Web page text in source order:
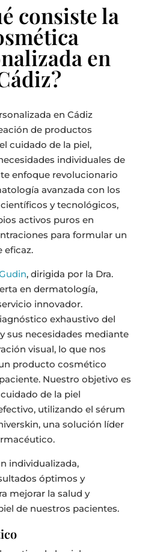
consiste la
en
en Cádiz
de productos
cuidado de la piel,
individuales de
enfoque revolucionario
avanzada con los
y tecnológicos,
activos puros en
para formular un
eficaz.
, dirigida por la Dra.
en dermatología,
innovador.
exhaustivo del
sus necesidades mediante
visual, lo que nos
producto cosmético
Nuestro objetivo es
de la piel
utilizando el sérum
una solución líder
individualizada,
óptimos y
mejorar la salud y
de nuestros pacientes.